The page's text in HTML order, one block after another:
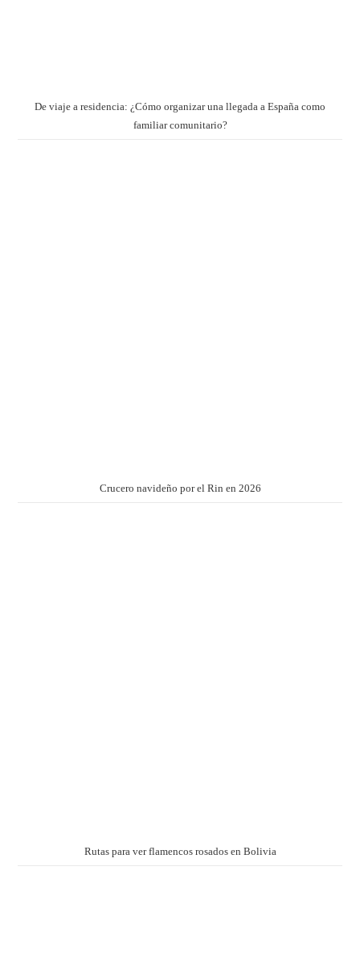
De viaje a residencia: ¿Cómo organizar una llegada a España como
familiar comunitario?
Crucero navideño por el Rin en 2026
Rutas para ver flamencos rosados en Bolivia